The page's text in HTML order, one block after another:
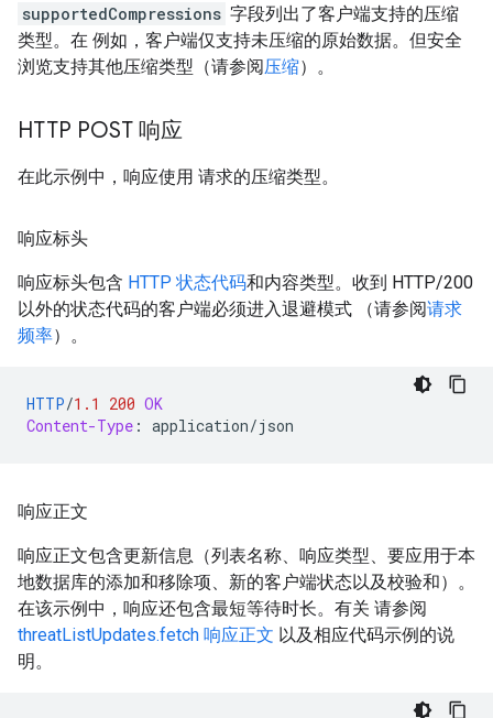
supportedCompressions 字段列出了客户端支持的压缩
类型。在 例如，客户端仅支持未压缩的原始数据。但安全
浏览支持其他压缩类型（请参阅压缩）。
HTTP POST 响应
在此示例中，响应使用 请求的压缩类型。
响应标头
响应标头包含 HTTP 状态代码和内容类型。收到 HTTP/200
以外的状态代码的客户端必须进入退避模式 （请参阅请求
频率）。
HTTP/1.1 200 OK
Content-Type : application/json
响应正文
响应正文包含更新信息（列表名称、响应类型、要应用于本
地数据库的添加和移除项、新的客户端状态以及校验和）。
在该示例中，响应还包含最短等待时长。有关 请参阅
threatListUpdates.fetch 响应正文 以及相应代码示例的说
明。